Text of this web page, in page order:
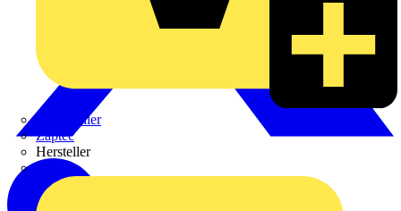
Weidmüller
Zaptec
Hersteller